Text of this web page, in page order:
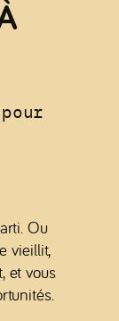
Ou
vieillit,
et vous